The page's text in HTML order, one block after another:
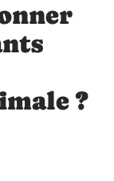
?